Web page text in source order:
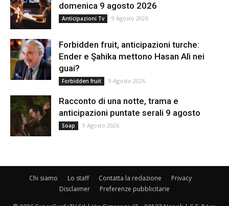
domenica 9 agosto 2026
Anticipazioni Tv 9 Agosto 2026
Forbidden fruit, anticipazioni turche:
Ender e Şahika mettono Hasan Alì nei
guai?
Forbidden fruit 9 Agosto 2026
Racconto di una notte, trama e
anticipazioni puntate serali 9 agosto
Soap 9 Agosto 2026
Chi siamo Lo staff Contatta la redazione
Privacy
Disclaimer
Preferenze pubblicitarie